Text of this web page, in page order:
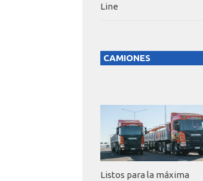
Line
CAMIONES
Listos para la máxima